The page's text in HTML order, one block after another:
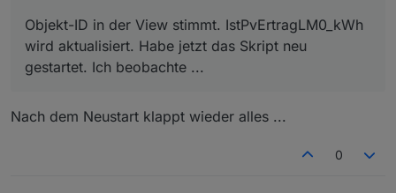
Diagramm noch aktualisiert werden, dann müssen
die Einstellungen auch stimmen.
Hast du das Skript einmal neu gestartet?
0_userdata.0.Charge_Control.Allgemein.Is
tPvErtragLM0_kWh
Objekt-ID in der View stimmt. IstPvErtragLM0_kWh
wird aktualisiert. Habe jetzt das Skript neu
gestartet. Ich beobachte ...
Nach dem Neustart klappt wieder alles ...
0